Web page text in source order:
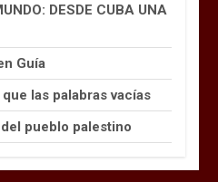
DESDE CUBA UNA
Guía
las palabras vacías
pueblo palestino